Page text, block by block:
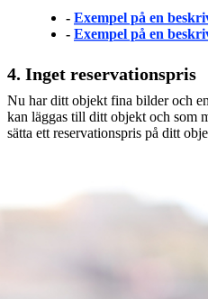
- Exempel på en
- Exempel på en
4. Inget reservationspris
Nu har ditt objekt fina bilder och
kan läggas till ditt objekt och som
sätta ett reservationspris på ditt